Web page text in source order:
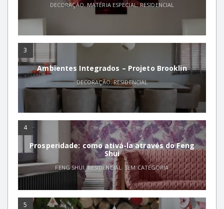
DECORAÇÃO,MATÉRIA ESPECIAL,RESIDENCIAL
3
Ambientes Integrados – Projeto Brooklin
DECORAÇÃO,RESIDENCIAL
4
Prosperidade: como ativá-la através do Feng
Shui
FENG SHUI,RESIDENCIAL ,SEM CATEGORIA
5